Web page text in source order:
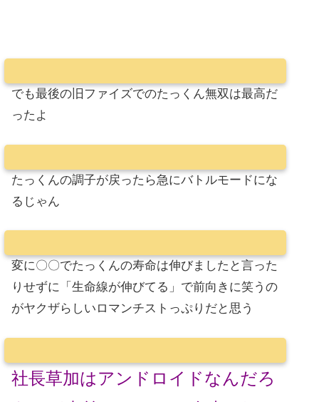
でも最後の旧ファイズでのたっくん無双は最高だ
ったよ
たっくんの調子が戻ったら急にバトルモードにな
るじゃん
変に〇〇でたっくんの寿命は伸びましたと言った
りせずに「生命線が伸びてる」で前向きに笑うの
がヤクザらしいロマンチストっぷりだと思う
社長草加はアンドロイドなんだろ